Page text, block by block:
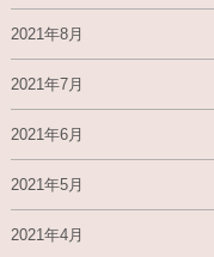
2021年8月
2021年7月
2021年6月
2021年5月
2021年4月